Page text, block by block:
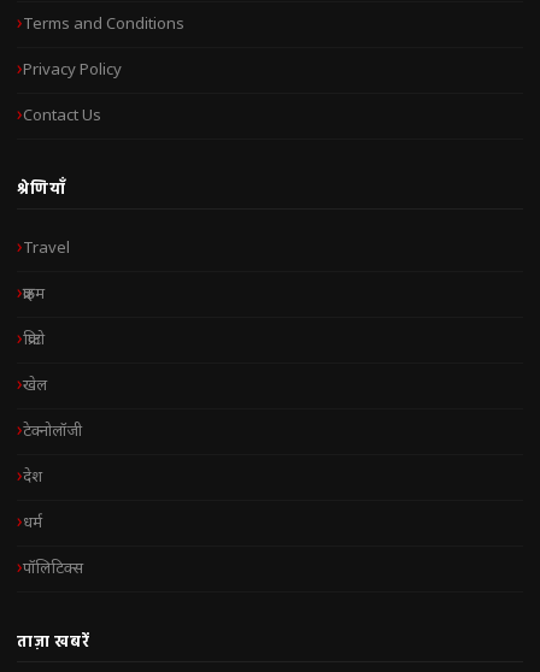
Terms and Conditions
Privacy Policy
Contact Us
श्रेणियाँ
Travel
क्राइम
क्रिप्टो
खेल
टेक्नोलॉजी
देश
धर्म
पॉलिटिक्स
ताज़ा खबरें